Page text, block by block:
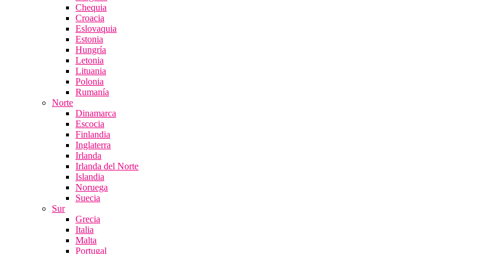
Chequia
Croacia
Eslovaquia
Estonia
Hungría
Letonia
Lituania
Polonia
Rumanía
Norte
Dinamarca
Escocia
Finlandia
Inglaterra
Irlanda
Irlanda del Norte
Islandia
Noruega
Suecia
Sur
Grecia
Italia
Malta
Portugal